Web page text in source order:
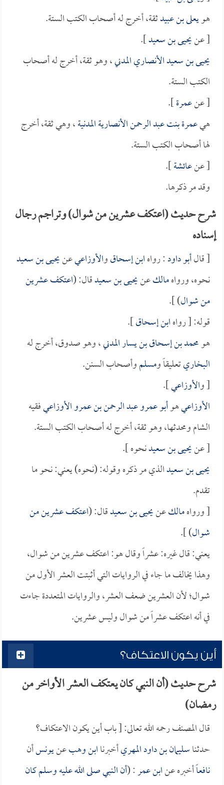
هويعلى بن عبيدثقة، أخرج له أصحاب الكتب الستة.
[ عنيحيى بن سعيد].
يحيى بن سعيد الأنصاري المدني، وهو ثقة، أخرج له أصحاب
الكتب الستة.
[ عنعمرة].
هيعمرة بنت عبد الرحمن الأنصارية المدنية، وهي ثقة، أخرج
لها أصحاب الكتب الستة.
[ عنعائشة].
وقد مر ذكرها.
شرح حديث (اعتكف عشرين من شوال) وتراجم رجال
إسناده
[ قالأبو داود: رواهابن إسحاقوالأوزاعيعنيحيى بن سعيد
نحوه، ورواهمالكعنيحيى بن سعيدقال: (اعتكف عشرين
من شوال) ].
قوله: [ رواهابن إسحاق].
هومحمد بن إسحاق بن يسار المدني، وهو صدوق، أخرج له
البخاريتعليقاً ومسلموأصحاب السنن.
[ والأوزاعي].
الأوزاعيهوأبو عمرو عبد الرحمن بن عمرو الأوزاعيفقيه
الشام ومحدثها، وهو ثقة، أخرج له أصحاب الكتب الستة.
[ عنيحيى بن سعيدنحوه ].
يحيى بن سعيدالذي مر ذكره وقوله: (نحوه) يعني: نحو ما
تقدم.
[ ورواهمالكعنيحيى بن سعيدقال: (اعتكف عشرين من
شوال) ].
يعني: قال غيره: عشراً وقال هو: اعتكف عشرين من شوال،
وهذا يخالف ما جاء في الروايات التي أثبتت العشر الأول من
شوال؛ لأن العشرين ضعف العشر، والروايات المتعددة جاءت
في أنه اعتكف عشراً من شوال وليس عشرين.
أين يكون الاعتكاف؟
شرح حديث (أن النبي كان يعتكف العشر الأواخر من
رمضان)
قال المصنف رحمه الله تعالى: [ باب أين يكون الاعتكاف؟
حدثناسليمان بن داود المهريأخبرناابن وهبعنيونسأن
نافعاًأخبره عنابن عمر: (أن النبي صلى الله عليه وسلم كان